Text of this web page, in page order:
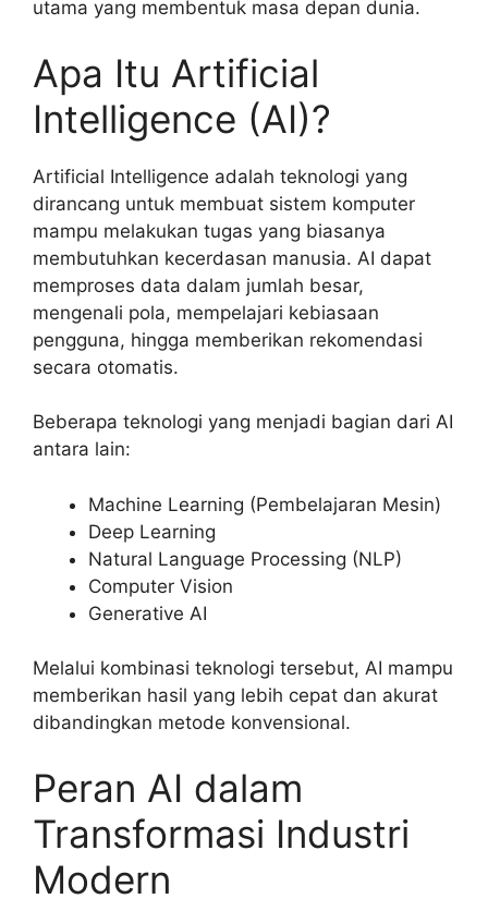
utama yang membentuk masa depan dunia.
Apa Itu Artificial
Intelligence (AI)?
Artificial Intelligence adalah teknologi yang
dirancang untuk membuat sistem komputer
mampu melakukan tugas yang biasanya
membutuhkan kecerdasan manusia. AI dapat
memproses data dalam jumlah besar,
mengenali pola, mempelajari kebiasaan
pengguna, hingga memberikan rekomendasi
secara otomatis.
Beberapa teknologi yang menjadi bagian dari AI
antara lain:
Machine Learning (Pembelajaran Mesin)
Deep Learning
Natural Language Processing (NLP)
Computer Vision
Generative AI
Melalui kombinasi teknologi tersebut, AI mampu
memberikan hasil yang lebih cepat dan akurat
dibandingkan metode konvensional.
Peran AI dalam
Transformasi Industri
Modern